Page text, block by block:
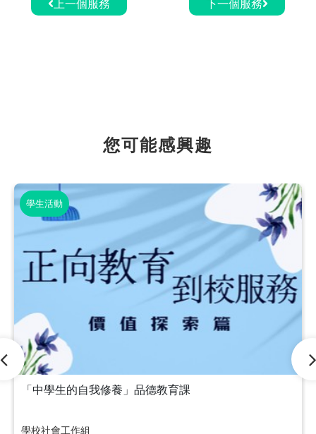
上一個服務 下一個服務
您可能感興趣
學生活動
「中學生的自我修養」品德教育課
學校社會工作組